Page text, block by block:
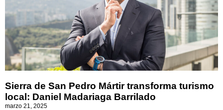
Sierra de San Pedro Mártir transforma turismo
local: Daniel Madariaga Barrilado
marzo 21, 2025